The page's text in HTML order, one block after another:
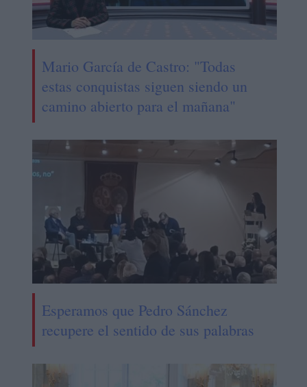
Mario García de Castro: "Todas
estas conquistas siguen siendo un
camino abierto para el mañana"
Esperamos que Pedro Sánchez
recupere el sentido de sus palabras